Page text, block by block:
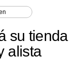
su tienda
alista